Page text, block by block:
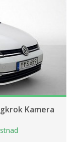
Kamera